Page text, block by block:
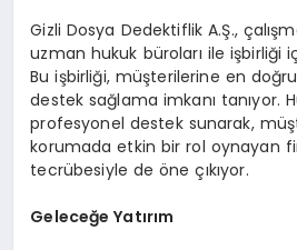
Gizli Dosya Dedektiflik A.Ş.,
uzman hukuk büroları ile işbirliği
Bu işbirliği, müşterilerine en
destek sağlama imkanı tanıyor.
profesyonel destek sunarak,
korumada etkin bir rol oynayan
tecrübesiyle de öne çıkıyor.
Geleceğe Yatırım